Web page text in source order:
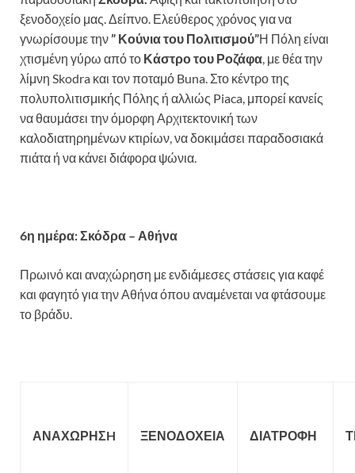
ξενοδοχείο μας. Δείπνο. Ελεύθερος χρόνος για να
γνωρίσουμε την” Κούνια του Πολιτισμού”Η Πόλη είναι
χτισμένη γύρω από το Κάστρο του Ροζάφα, με θέα την
λίμνη Skodra και τον ποταμό Buna. Στο κέντρο της
πολυπολιτισμικής Πόλης ή αλλιώς Piaca, μπορεί κανείς
να θαυμάσει την όμορφη Αρχιτεκτονική των
καλοδιατηρημένων κτιρίων, να δοκιμάσει παραδοσιακά
πιάτα ή να κάνει διάφορα ψώνια.
6η ημέρα: Σκόδρα – Αθήνα
Πρωινό και αναχώρηση με ενδιάμεσες στάσεις για καφέ
και φαγητό για την Αθήνα όπου αναμένεται να φτάσουμε
το βράδυ.
ΑΝΑΧΩΡΗΣH ΞΕΝΟΔΟΧΕΙΑ ΔΙΑΤΡΟΦΗ